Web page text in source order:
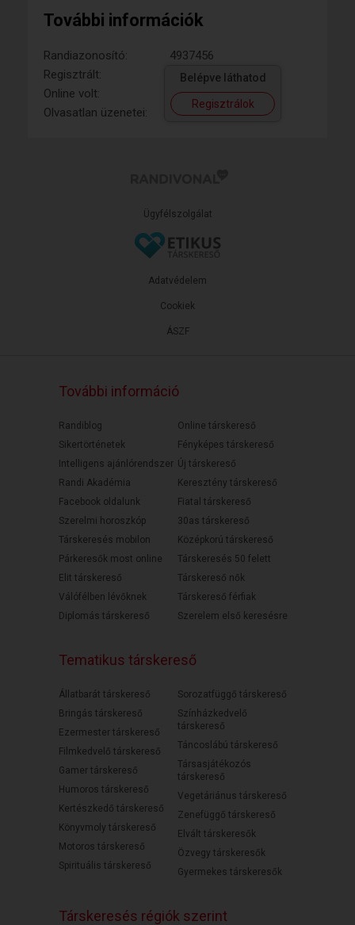
További információk
Randiazonosító:
4937456
Regisztrált:
Online volt:
Olvasatlan üzenetei:
Belépve láthatod
Regisztrálok
Ügyfélszolgálat
ÁSZF
Adatvédelem
Cookiek
További információ
Randiblog
Sikertörténetek
Intelligens ajánlórendszer
Randi Akadémia
Facebook oldalunk
Szerelmi horoszkóp
Társkeresés mobilon
Párkeresők most online
Elit társkereső
Válófélben lévőknek
Diplomás társkereső
Online társkereső
Fényképes társkereső
Új társkereső
Keresztény társkereső
Fiatal társkereső
30as társkereső
Középkorú társkereső
Társkeresés 50 felett
Társkereső nők
Társkereső férfiak
Szerelem első keresésre
Tematikus társkereső
Állatbarát társkereső
Bringás társkereső
Ezermester társkereső
Filmkedvelő társkereső
Gamer társkereső
Humoros társkereső
Kertészkedő társkereső
Könyvmoly társkereső
Motoros társkereső
Spirituális társkereső
Sorozatfüggő társkereső
Színházkedvelő
társkereső
Táncoslábú társkereső
Társasjátékozós
társkereső
Vegetáriánus társkereső
Zenefüggő társkereső
Elvált társkeresők
Özvegy társkeresők
Gyermekes társkeresők
Társkeresés régiók szerint